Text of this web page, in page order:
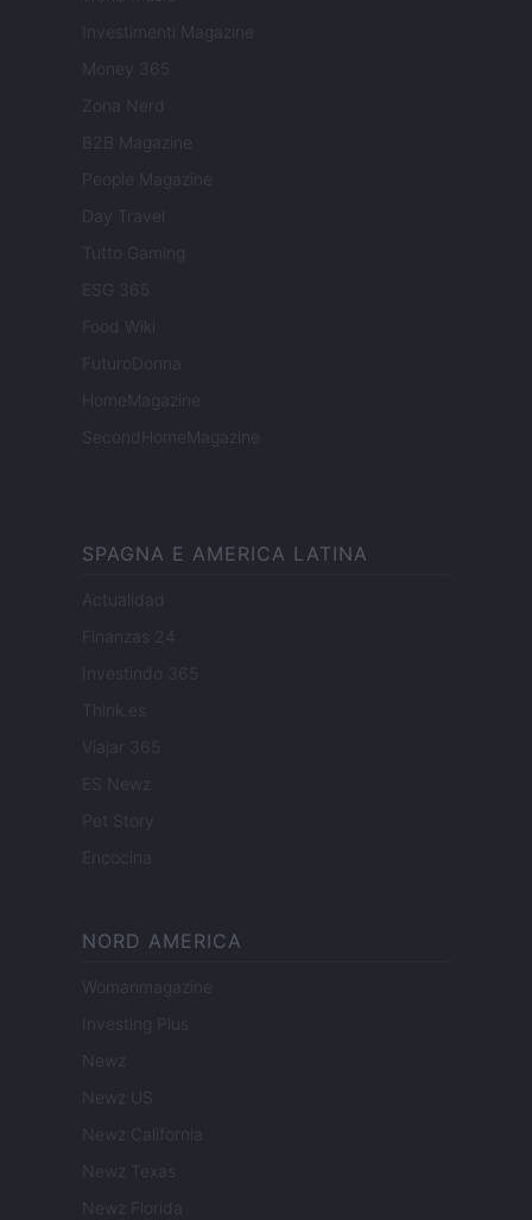
Investimenti Magazine
Money 365
Zona Nerd
B2B Magazine
People Magazine
Day Travel
Tutto Gaming
ESG 365
Food Wiki
FuturoDonna
HomeMagazine
SecondHomeMagazine
SPAGNA E AMERICA LATINA
Actualidad
Finanzas 24
Investindo 365
Think.es
Viajar 365
ES Newz
Pet Story
Encocina
NORD AMERICA
Womanmagazine
Investing Plus
Newz
Newz US
Newz California
Newz Texas
Newz Florida